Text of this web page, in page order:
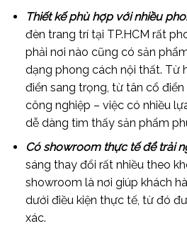
Thiết kế phù hợp với nhiều
đèn trang trí tại TP.HCM rất
phải nơi nào cũng có sản
dạng phong cách nội thất. Từ
điển sang trọng, từ tân cổ
công nghiệp – việc có nhiều
dễ dàng tìm thấy sản phẩm
Có showroom thực tế để trải
sáng thay đổi rất nhiều theo
showroom là nơi giúp khách
dưới điều kiện thực tế, từ đó
xác.